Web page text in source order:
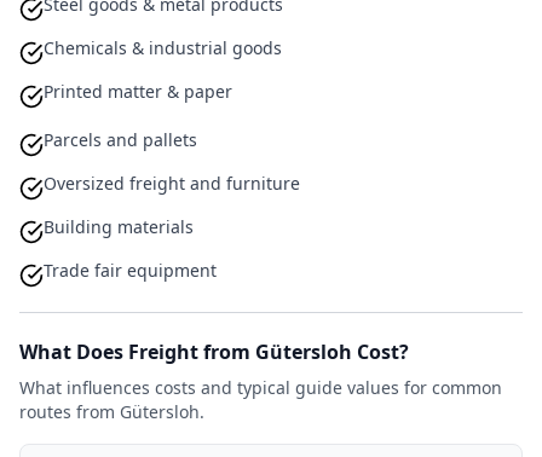
Chemicals & industrial goods
Printed matter & paper
Parcels and pallets
Oversized freight and furniture
Building materials
Trade fair equipment
What Does Freight from Gütersloh Cost?
What influences costs and typical guide values for common
routes from Gütersloh.